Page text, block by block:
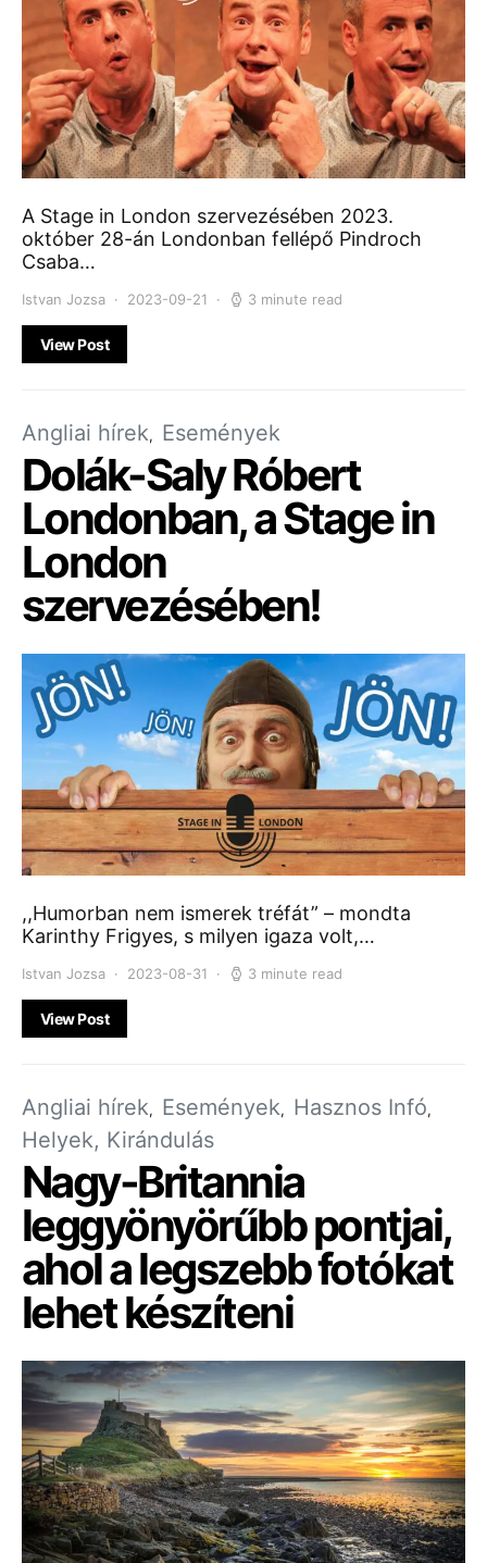
A Stage in London szervezésében 2023.
október 28-án Londonban fellépő Pindroch
Csaba…
Istvan Jozsa 2023-09-21 3 minute read
View Post
Angliai hírek Események
Dolák-Saly Róbert
Londonban, a Stage in
London
szervezésében!
,,Humorban nem ismerek tréfát” – mondta
Karinthy Frigyes, s milyen igaza volt,…
Istvan Jozsa 2023-08-31 3 minute read
View Post
Angliai hírek Események Hasznos Infó
Helyek, Kirándulás
Nagy-Britannia
leggyönyörűbb pontjai,
ahol a legszebb fotókat
lehet készíteni